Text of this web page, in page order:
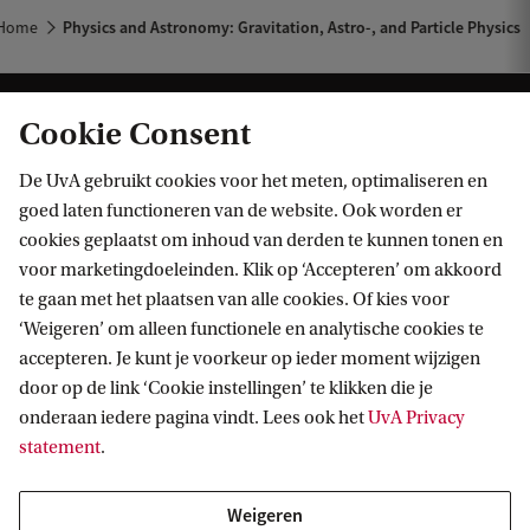
Physics and Astronomy: Gravitation, Astro-, and Particle Physics
Informatie voor
Bachelorstudiekiezers
Masterstudiekiezers
UvA-studenten
Medewerkers
Journalisten
Alumni
Schooldecanen en vakdocenten
Direct naar
Webmail
Bibliotheek
Vacatures
Huisstijl
Contact
UvA op social media
Cookie Consent
De UvA gebruikt cookies voor het meten, optimaliseren en
goed laten functioneren van de website. Ook worden er
cookies geplaatst om inhoud van derden te kunnen tonen en
voor marketingdoeleinden. Klik op ‘Accepteren’ om akkoord
te gaan met het plaatsen van alle cookies. Of kies voor
‘Weigeren’ om alleen functionele en analytische cookies te
accepteren. Je kunt je voorkeur op ieder moment wijzigen
door op de link ‘Cookie instellingen’ te klikken die je
onderaan iedere pagina vindt. Lees ook hetUvA Privacy
statement.
Weigeren